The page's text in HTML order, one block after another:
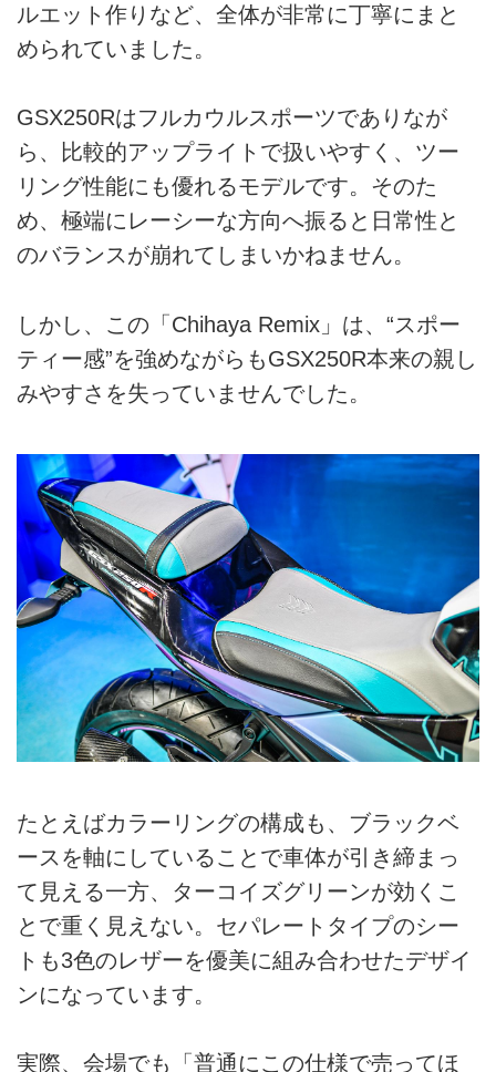
ルエット作りなど、全体が非常に丁寧にまと
められていました。
GSX250Rはフルカウルスポーツでありなが
ら、比較的アップライトで扱いやすく、ツー
リング性能にも優れるモデルです。そのた
め、極端にレーシーな方向へ振ると日常性と
のバランスが崩れてしまいかねません。
しかし、この「Chihaya Remix」は、“スポー
ティー感”を強めながらもGSX250R本来の親し
みやすさを失っていませんでした。
たとえばカラーリングの構成も、ブラックベ
ースを軸にしていることで車体が引き締まっ
て見える一方、ターコイズグリーンが効くこ
とで重く見えない。セパレートタイプのシー
トも3色のレザーを優美に組み合わせたデザイ
ンになっています。
実際、会場でも「普通にこの仕様で売ってほ